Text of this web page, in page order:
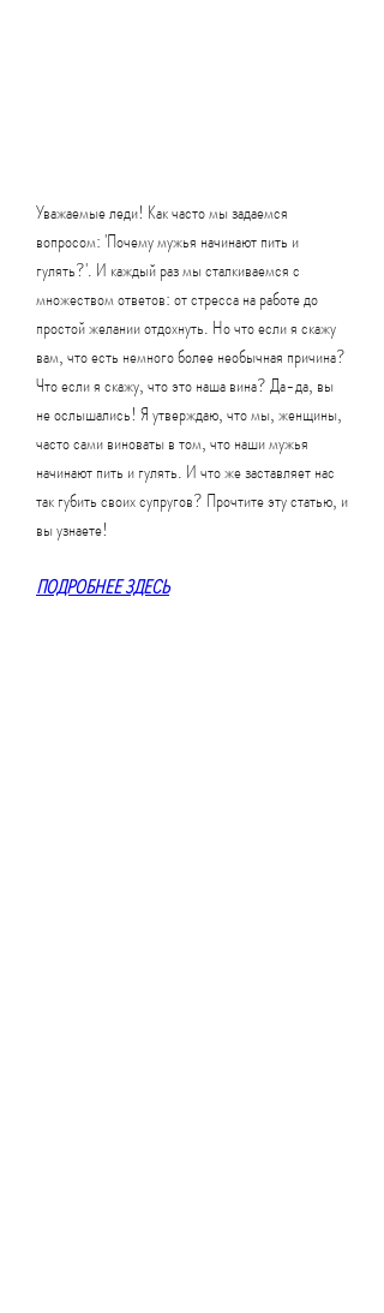
Уважаемые леди! Как часто мы задаемся
вопросом: 'Почему мужья начинают пить и
гулять?'. И каждый раз мы сталкиваемся с
множеством ответов: от стресса на работе до
простой желании отдохнуть. Но что если я скажу
вам, что есть немного более необычная причина?
Что если я скажу, что это наша вина? Да-да, вы
не ослышались! Я утверждаю, что мы, женщины,
часто сами виноваты в том, что наши мужья
начинают пить и гулять. И что же заставляет нас
так губить своих супругов? Прочтите эту статью, и
вы узнаете!
ПОДРОБНЕЕ ЗДЕСЬ